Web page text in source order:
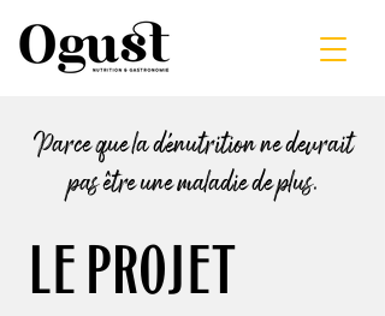
Parce que la dénutrition ne devrait
pas être une maladie de plus.
LE PROJET